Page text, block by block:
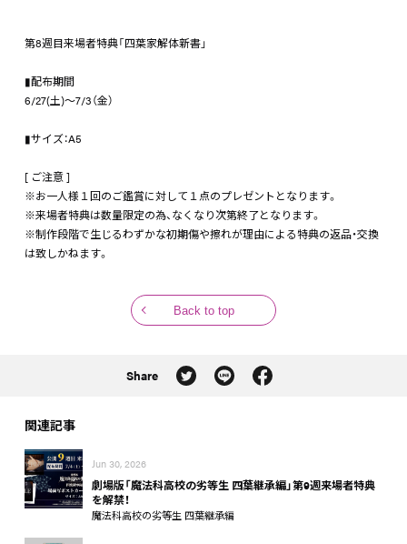
第8週目来場者特典「四葉家解体新書」
▮配布期間
6/27(土)～7/3（金）
▮サイズ：A5
[ ご注意 ]
※お一人様１回のご鑑賞に対して１点のプレゼントとなります。
※来場者特典は数量限定の為、なくなり次第終了となります。
※制作段階で生じるわずかな初期傷や擦れが理由による特典の返品・交換
は致しかねます。
Back to top
Share
関連記事
Jun 30, 2026
劇場版「魔法科高校の劣等生 四葉継承編」第9週来場者特典
を解禁！
魔法科高校の劣等生 四葉継承編